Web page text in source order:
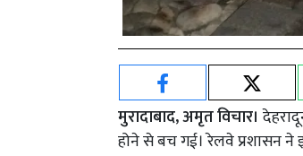
मुरादाबाद, अमृत विचार।
होने से बच गई। रेलवे प्रशासन